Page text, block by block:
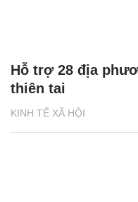
KINH TẾ XÃ HỘI
Hỗ trợ 28 địa
thiên tai